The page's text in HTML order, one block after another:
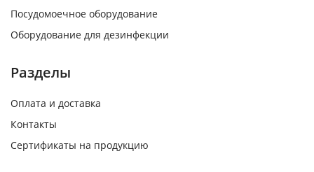
Посудомоечное оборудование
Оборудование для дезинфекции
Разделы
Оплата и доставка
Контакты
Сертификаты на продукцию